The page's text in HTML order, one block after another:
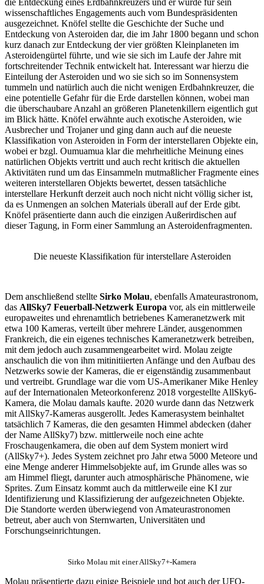
wissenschaftliches Engagements auch vom Bundespräsidenten
ausgezeichnet. Knöfel stellte die Geschichte der Suche und
Entdeckung von Asteroiden dar, die im Jahr 1800 begann und schon
kurz danach zur Entdeckung der vier größten Kleinplaneten im
Asteroidengürtel führte, und wie sie sich im Laufe der Jahre mit
fortschreitender Technik entwickelt hat. Interessant war hierzu die
Einteilung der Asteroiden und wo sie sich so im Sonnensystem
tummeln und natürlich auch die nicht wenigen Erdbahnkreuzer, die
eine potentielle Gefahr für die Erde darstellen können, wobei man
die überschaubare Anzahl an größeren Planetenkillern eigentlich gut
im Blick hätte. Knöfel erwähnte auch exotische Asteroiden, wie
Ausbrecher und Trojaner und ging dann auch auf die neueste
Klassifikation von Asteroiden in Form der interstellaren Objekte ein,
wobei er bzgl. Oumuamua klar die mehrheitliche Meinung eines
natürlichen Objekts vertritt und auch recht kritisch die aktuellen
Aktivitäten rund um das Einsammeln mutmaßlicher Fragmente eines
weiteren interstellaren Objekts bewertet, dessen tatsächliche
interstellare Herkunft derzeit auch noch nicht nicht völlig sicher ist,
da es Unmengen an solchen Materials überall auf der Erde gibt.
Knöfel präsentierte dann auch die einzigen Außerirdischen auf
dieser Tagung, in Form einer Sammlung an Asteroidenfragmenten.
Die neueste Klassifikation für interstellare Asteroiden
Dem anschließend stellte Sirko Molau, ebenfalls Amateurastronom,
das AllSky7 Feuerball-Netzwerk Europa vor, als ein mittlerweile
europaweites und ehrenamtlich betriebenes Kameranetzwerk mit
etwa 100 Kameras, verteilt über mehrere Länder, ausgenommen
Frankreich, die ein eigenes technisches Kameranetzwerk betreiben,
mit dem jedoch auch zusammengearbeitet wird. Molau zeigte
anschaulich die von ihm mitinitiierten Anfänge und den Aufbau des
Netzwerks sowie der Kameras, die er eigenständig zusammenbaut
und vertreibt. Grundlage war die vom US-Amerikaner Mike Henley
auf der Internationalen Meteorkonferenz 2018 vorgestellte AllSky6-
Kamera, die Molau damals kaufte. 2020 wurde dann das Netzwerk
mit AllSky7-Kameras ausgerollt. Jedes Kamerasystem beinhaltet
tatsächlich 7 Kameras, die den gesamten Himmel abdecken (daher
der Name AllSky7) bzw. mittlerweile noch eine achte
Froschaugenkamera, die oben auf dem System moniert wird
(AllSky7+). Jedes System zeichnet pro Jahr etwa 5000 Meteore und
eine Menge anderer Himmelsobjekte auf, im Grunde alles was so
am Himmel fliegt, darunter auch atmosphärische Phänomene, wie
Sprites. Zum Einsatz kommt auch da mittlerweile eine KI zur
Identifizierung und Klassifizierung der aufgezeichneten Objekte.
Die Standorte werden überwiegend von Amateurastronomen
betreut, aber auch von Sternwarten, Universitäten und
Forschungseinrichtungen.
Sirko Molau mit einer AllSky7+-Kamera
Molau präsentierte dazu einige Beispiele und bot auch der UFO-